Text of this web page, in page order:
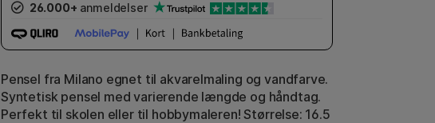
26.000+ anmeldelser
Pensel fra Milano egnet til akvarelmaling og vandfarve.
Syntetisk pensel med varierende længde og håndtag.
Perfekt til skolen eller til hobbymaleren! Størrelse: 16.5